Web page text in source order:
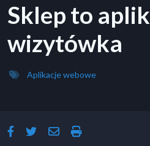
Sklep to
wizytówka
Aplikacje webowe
facebook-f
twitter
envelope
print